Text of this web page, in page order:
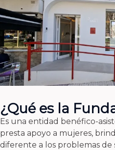
¿Qué es la
Es una entidad benéfico-
presta apoyo a mujeres,
diferente a los problemas